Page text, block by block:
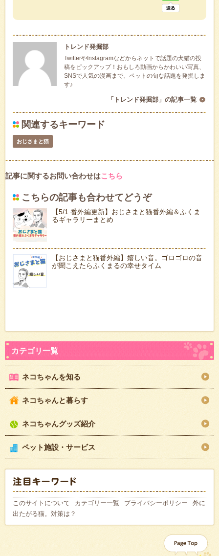
トレンド発掘部
TwitterやInstagramなどからネットで話題の犬猫の投
稿をピックアップ！おもしろ動画からかわいい写真、
SNSで人気の漫画まで、ペットの旬な話題を発掘しま
す♪
「トレンド発掘部」の記事一覧
関連するキーワード
おじさまと猫
記事に関するお問い合わせはこちら
こちらの記事も合わせてどうぞ
【5/1 番外編更新】おじさまと猫番外編＆ふくま
るギャラリーまとめ
【おじさまと猫番外編】嬉しい音。ゴロゴロの音
が聞こえたらふくまるの幸せタイム
ネコちゃんを知る
ネコちゃんと暮らす
ネコちゃんグッズ紹介
ペット施設・サービス
このサイトについて カテゴリー一覧 プライバシーポリシー
外に
出たがる猫。対策は？